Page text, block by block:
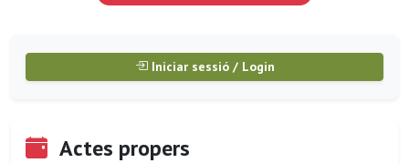
Iniciar sessió / Login
Actes propers